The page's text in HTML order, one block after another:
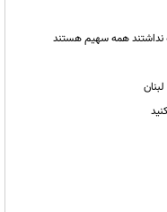
نداشتند همه سهیم هستند